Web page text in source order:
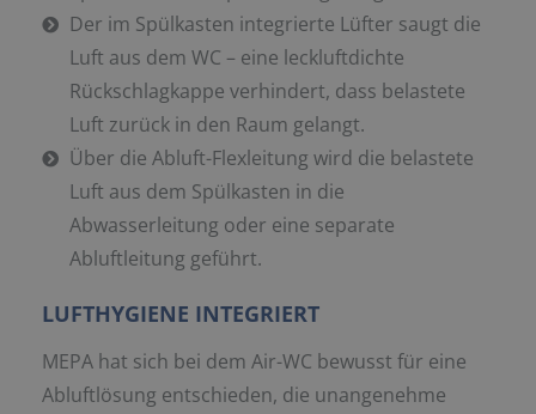
Der im Spülkasten integrierte Lüfter saugt die
Luft aus dem WC – eine leckluftdichte
Rückschlagkappe verhindert, dass belastete
Luft zurück in den Raum gelangt.
Über die Abluft-Flexleitung wird die belastete
Luft aus dem Spülkasten in die
Abwasserleitung oder eine separate
Abluftleitung geführt.
LUFTHYGIENE INTEGRIERT
MEPA hat sich bei dem Air-WC bewusst für eine
Abluftlösung entschieden, die unangenehme